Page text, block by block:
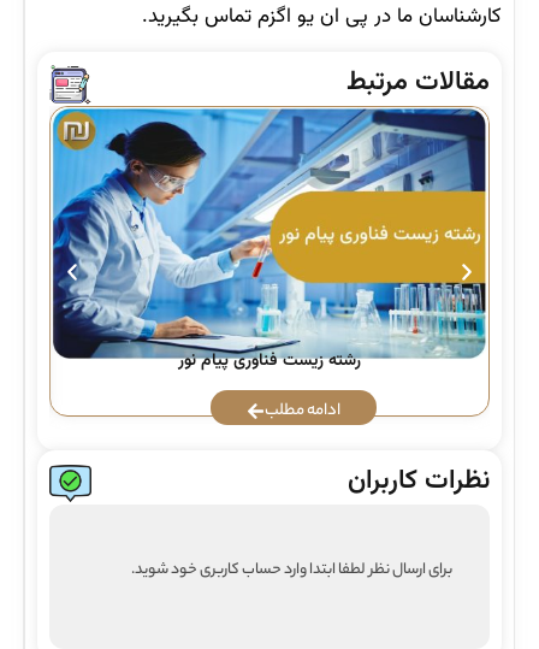
کارشناسان ما در پی ان یو اگزم تماس بگیرید.
مقالات مرتبط
رشته زیست فناوری پیام نور
ادامه مطلب
نظرات کاربران
برای ارسال نظر لطفا ابتدا وارد حساب کاربری خود شوید.